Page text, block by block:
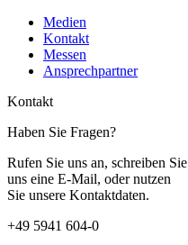
Medien
Kontakt
Messen
Ansprechpartner
Kontakt
Haben Sie Fragen?
Rufen Sie uns an, schreiben Sie
uns eine E-Mail, oder nutzen
Sie unsere Kontaktdaten.
+49 5941 604-0